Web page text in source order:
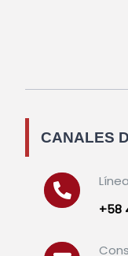
CANALES
+58